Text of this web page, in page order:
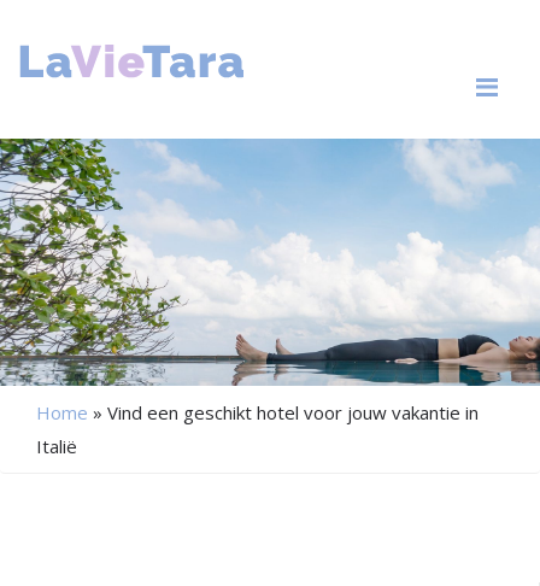
Home » Vind een geschikt hotel voor jouw vakantie in
Italië